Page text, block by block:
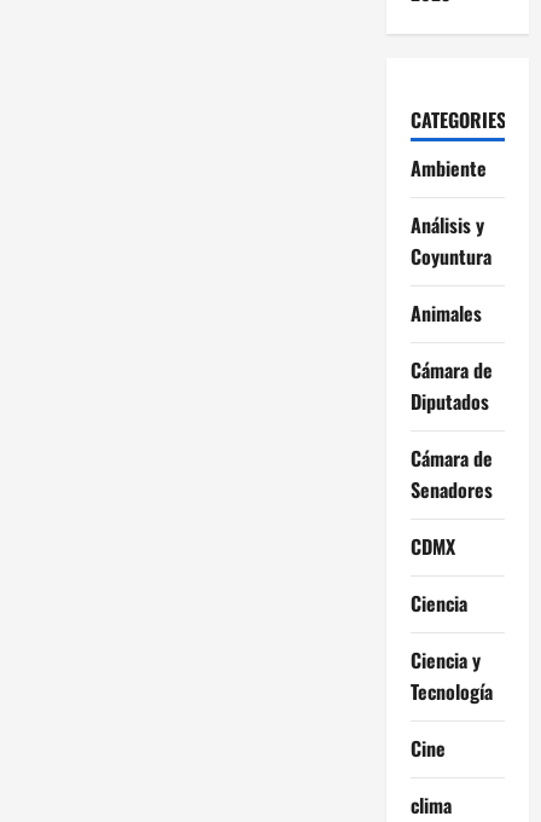
CATEGORIES
Ambiente
Análisis y
Coyuntura
Animales
Cámara de
Diputados
Cámara de
Senadores
CDMX
Ciencia
Ciencia y
Tecnología
Cine
clima